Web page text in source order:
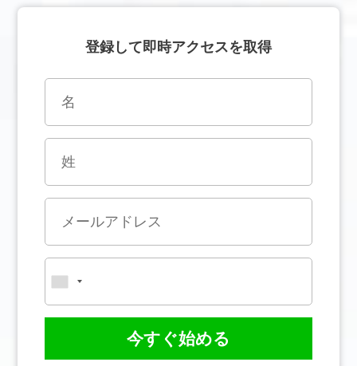
登録して即時アクセスを取得
今すぐ始める